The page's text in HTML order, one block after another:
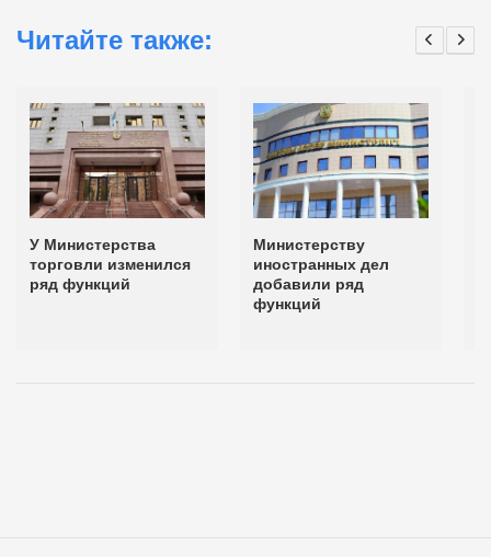
Читайте также:
У Министерства
торговли изменился
ряд функций
Министерству
иностранных дел
добавили ряд
функций